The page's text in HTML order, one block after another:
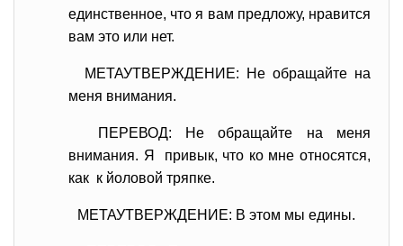
единственное, что я вам предложу, нравится
вам это или нет.
МЕТАУТВЕРЖДЕНИЕ: Не обращайте на
меня внимания.
ПЕРЕВОД: Не обращайте на меня
внимания. Я привык, что ко мне относятся,
как к йоловой тряпке.
МЕТАУТВЕРЖДЕНИЕ: В этом мы едины.